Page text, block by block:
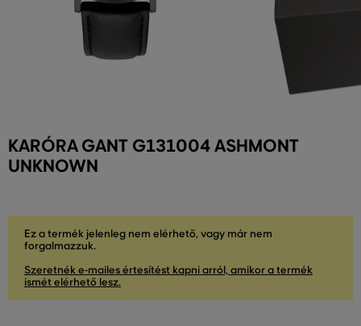
KARÓRA GANT G131004 ASHMONT
UNKNOWN
Ez a termék jelenleg nem elérhető, vagy már nem
forgalmazzuk.
Szeretnék e-mailes értesítést kapni arról, amikor a termék
ismét elérhető lesz.